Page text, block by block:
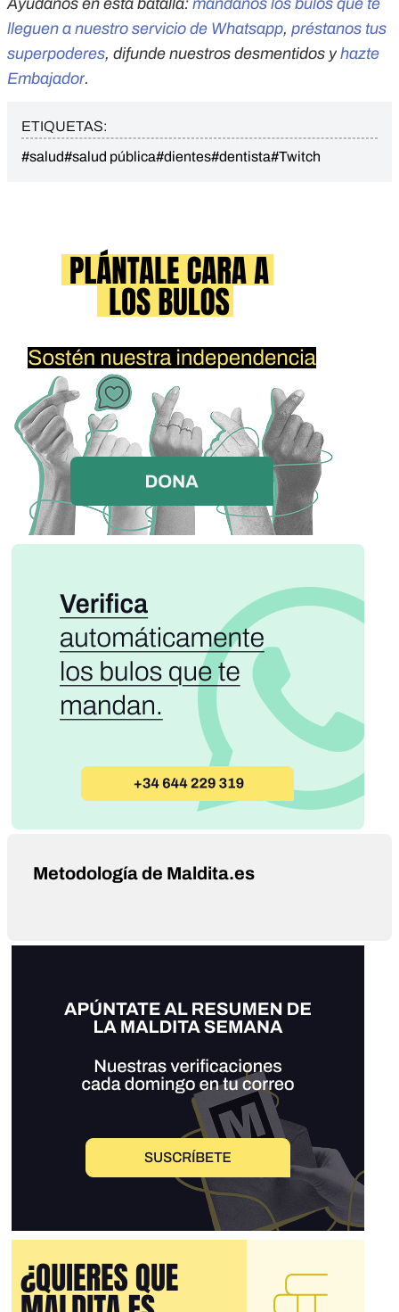
Ayúdanos en esta batalla: mándanos los bulos que te
lleguen a nuestro servicio de Whatsapp, préstanos tus
superpoderes, difunde nuestros desmentidos y hazte
Embajador.
ETIQUETAS:
#salud#salud pública#dientes#dentista#Twitch
Metodología de Maldita.es